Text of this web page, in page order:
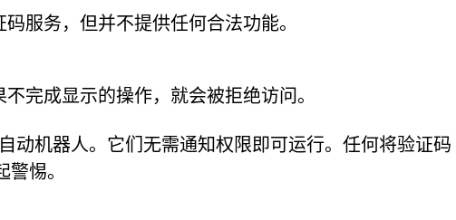
服务，但并不提供任何合法功能。
完成显示的操作，就会被拒绝访问。
动机器人。它们无需通知权限即可运行。任何将验证码
惕。